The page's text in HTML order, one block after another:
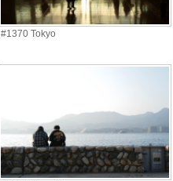
#1370 Tokyo